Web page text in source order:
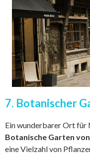
7. Botanischer
Ein wunderbarer Ort für
Botanische Garten
eine Vielzahl von